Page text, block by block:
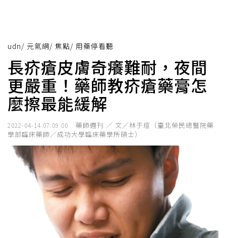
udn/ 元氣網/ 焦點/ 用藥停看聽
長疥瘡皮膚奇癢難耐，夜間
更嚴重！藥師教疥瘡藥膏怎
麼擦最能緩解
2022-04-14 07:09:00
藥師週刊 ／ 文╱林于瑄（臺北榮民總醫院藥
學部臨床藥師／成功大學臨床藥學所碩士）